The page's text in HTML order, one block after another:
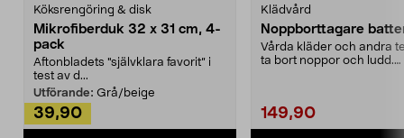
Köksrengöring & disk
Mikrofiberduk 32 x 31 cm, 4-
pack
Aftonbladets "självklara favorit” i
test av d...
Utförande: Grå/beige
39,90
Klädvård
Noppborttagare
Vårda kläder och andra
ta bort noppor och ludd.
149,90